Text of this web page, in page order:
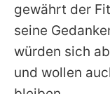
gewährt der
seine
würden sich
und wollen